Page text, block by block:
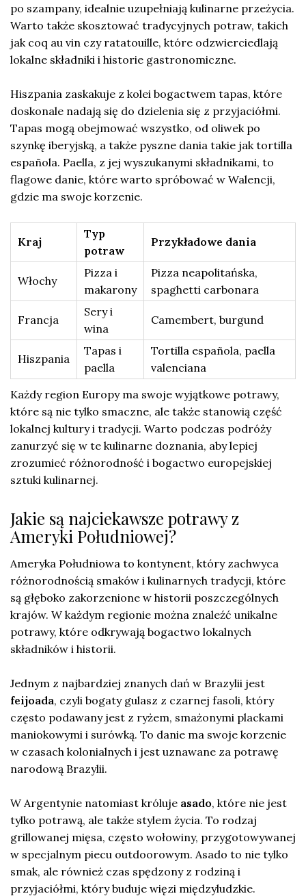
po szampany, idealnie uzupełniają kulinarne przeżycia.
Warto także skosztować tradycyjnych potraw, takich
jak coq au vin czy ratatouille, które odzwierciedlają
lokalne składniki i historie gastronomiczne.
Hiszpania zaskakuje z kolei bogactwem tapas, które
doskonale nadają się do dzielenia się z przyjaciółmi.
Tapas mogą obejmować wszystko, od oliwek po
szynkę iberyjską, a także pyszne dania takie jak tortilla
española. Paella, z jej wyszukanymi składnikami, to
flagowe danie, które warto spróbować w Walencji,
gdzie ma swoje korzenie.
Kraj
Typ
potraw
Przykładowe dania
Włochy
Pizza i
makarony
Pizza neapolitańska,
spaghetti carbonara
Francja
Sery i
wina
Camembert, burgund
Hiszpania
Tapas i
paella
Tortilla española, paella
valenciana
Każdy region Europy ma swoje wyjątkowe potrawy,
które są nie tylko smaczne, ale także stanowią część
lokalnej kultury i tradycji. Warto podczas podróży
zanurzyć się w te kulinarne doznania, aby lepiej
zrozumieć różnorodność i bogactwo europejskiej
sztuki kulinarnej.
Jakie są najciekawsze potrawy z
Ameryki Południowej?
Ameryka Południowa to kontynent, który zachwyca
różnorodnością smaków i kulinarnych tradycji, które
są głęboko zakorzenione w historii poszczególnych
krajów. W każdym regionie można znaleźć unikalne
potrawy, które odkrywają bogactwo lokalnych
składników i historii.
Jednym z najbardziej znanych dań w Brazylii jest
feijoada, czyli bogaty gulasz z czarnej fasoli, który
często podawany jest z ryżem, smażonymi plackami
maniokowymi i surówką. To danie ma swoje korzenie
w czasach kolonialnych i jest uznawane za potrawę
narodową Brazylii.
W Argentynie natomiast króluje asado, które nie jest
tylko potrawą, ale także stylem życia. To rodzaj
grillowanej mięsa, często wołowiny, przygotowywanej
w specjalnym piecu outdoorowym. Asado to nie tylko
smak, ale również czas spędzony z rodziną i
przyjaciółmi, który buduje więzi międzyludzkie.